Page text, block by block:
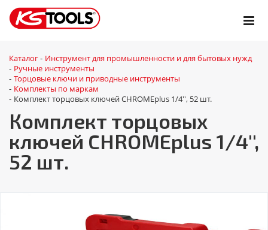
Каталог - Инструмент для промышленности и для бытовых нужд
- Ручные инструменты
- Торцовые ключи и приводные инструменты
- Комплекты по маркам
- Комплект торцовых ключей CHROMEplus 1/4'', 52 шт.
Комплект торцовых
ключей CHROMEplus 1/4'',
52 шт.